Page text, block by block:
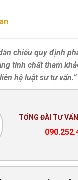
chiếu quy định
tính chất tham
hệ luật sư tư vấn.”
TỔNG ĐÀI TƯ